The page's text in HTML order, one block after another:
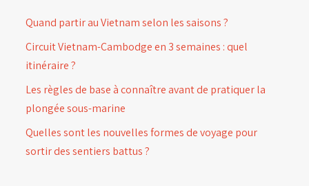
Quand partir au Vietnam selon les saisons ?
Circuit Vietnam-Cambodge en 3 semaines : quel
itinéraire ?
Les règles de base à connaître avant de pratiquer la
plongée sous-marine
Quelles sont les nouvelles formes de voyage pour
sortir des sentiers battus ?